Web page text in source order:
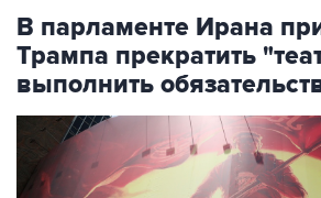
В парламенте Ирана
Трампа прекратить
выполнить